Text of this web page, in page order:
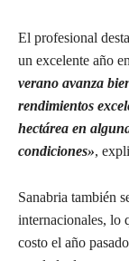
El profesional
un excelente año
verano avanza
rendimientos
hectárea en
condiciones»,
Sanabria también
internacionales, lo
costo el año